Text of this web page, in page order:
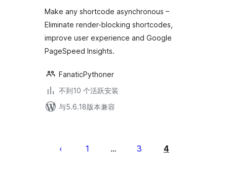
Make any shortcode asynchronous –
Eliminate render-blocking shortcodes,
improve user experience and Google
PageSpeed Insights.
FanaticPythoner
不到10 个活跃安装
与5.6.18版本兼容
1 … 3 4